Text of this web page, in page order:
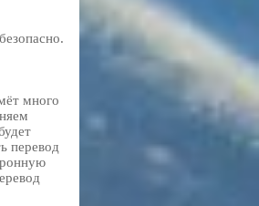
много
перевод